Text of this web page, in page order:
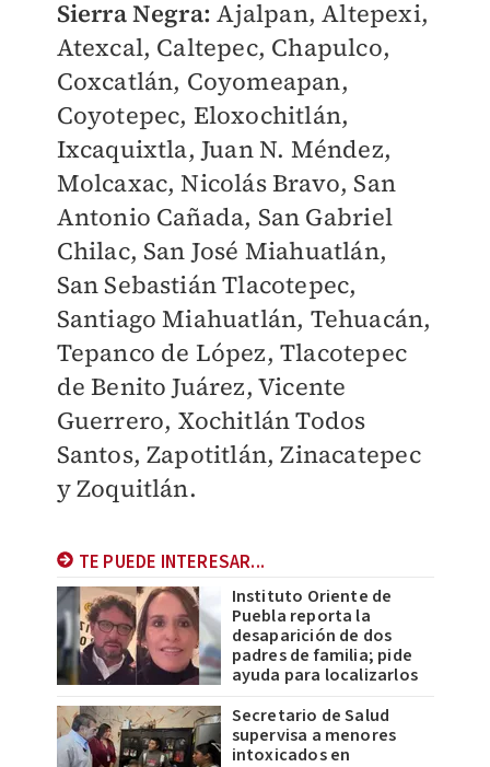
Sierra Negra: Ajalpan, Altepexi,
Atexcal, Caltepec, Chapulco,
Coxcatlán, Coyomeapan,
Coyotepec, Eloxochitlán,
Ixcaquixtla, Juan N. Méndez,
Molcaxac, Nicolás Bravo, San
Antonio Cañada, San Gabriel
Chilac, San José Miahuatlán,
San Sebastián Tlacotepec,
Santiago Miahuatlán, Tehuacán,
Tepanco de López, Tlacotepec
de Benito Juárez, Vicente
Guerrero, Xochitlán Todos
Santos, Zapotitlán, Zinacatepec
y Zoquitlán.
TE PUEDE INTERESAR...
Instituto Oriente de
Puebla reporta la
desaparición de dos
padres de familia; pide
ayuda para localizarlos
Secretario de Salud
supervisa a menores
intoxicados en